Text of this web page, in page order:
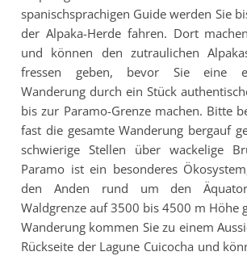
spanischsprachigen Guide werden Sie
der Alpaka-Herde fahren. Dort
und können den zutraulichen
fressen geben, bevor Sie eine
Wanderung durch ein Stück
bis zur Paramo-Grenze machen. Bitte
fast die gesamte Wanderung bergauf
schwierige Stellen über wackelige
Paramo ist ein besonderes
den Anden rund um den
Waldgrenze auf 3500 bis 4500 m Höhe
Wanderung kommen Sie zu einem
Rückseite der Lagune Cuicocha und